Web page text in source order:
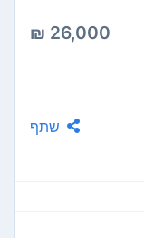
26,000 ₪
שתף